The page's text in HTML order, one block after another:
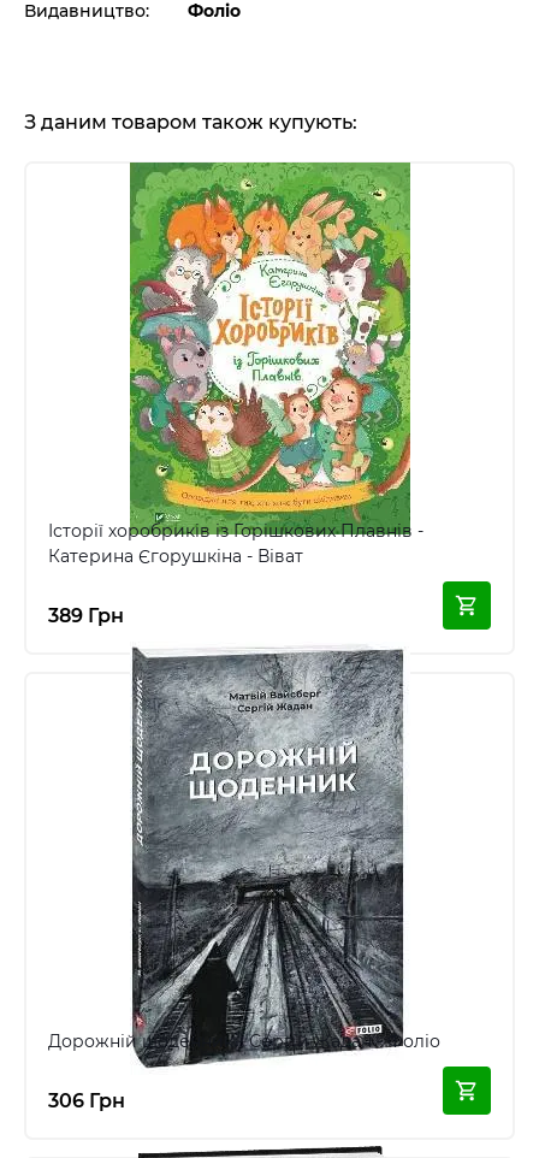
Видавництво: Фоліо
З даним товаром також купують:
Історії хоробриків із Горішкових Плавнів -
Катерина Єгорушкіна - Віват
389 Грн
Дорожній щоденник - Сергій Жадан - Фоліо
306 Грн